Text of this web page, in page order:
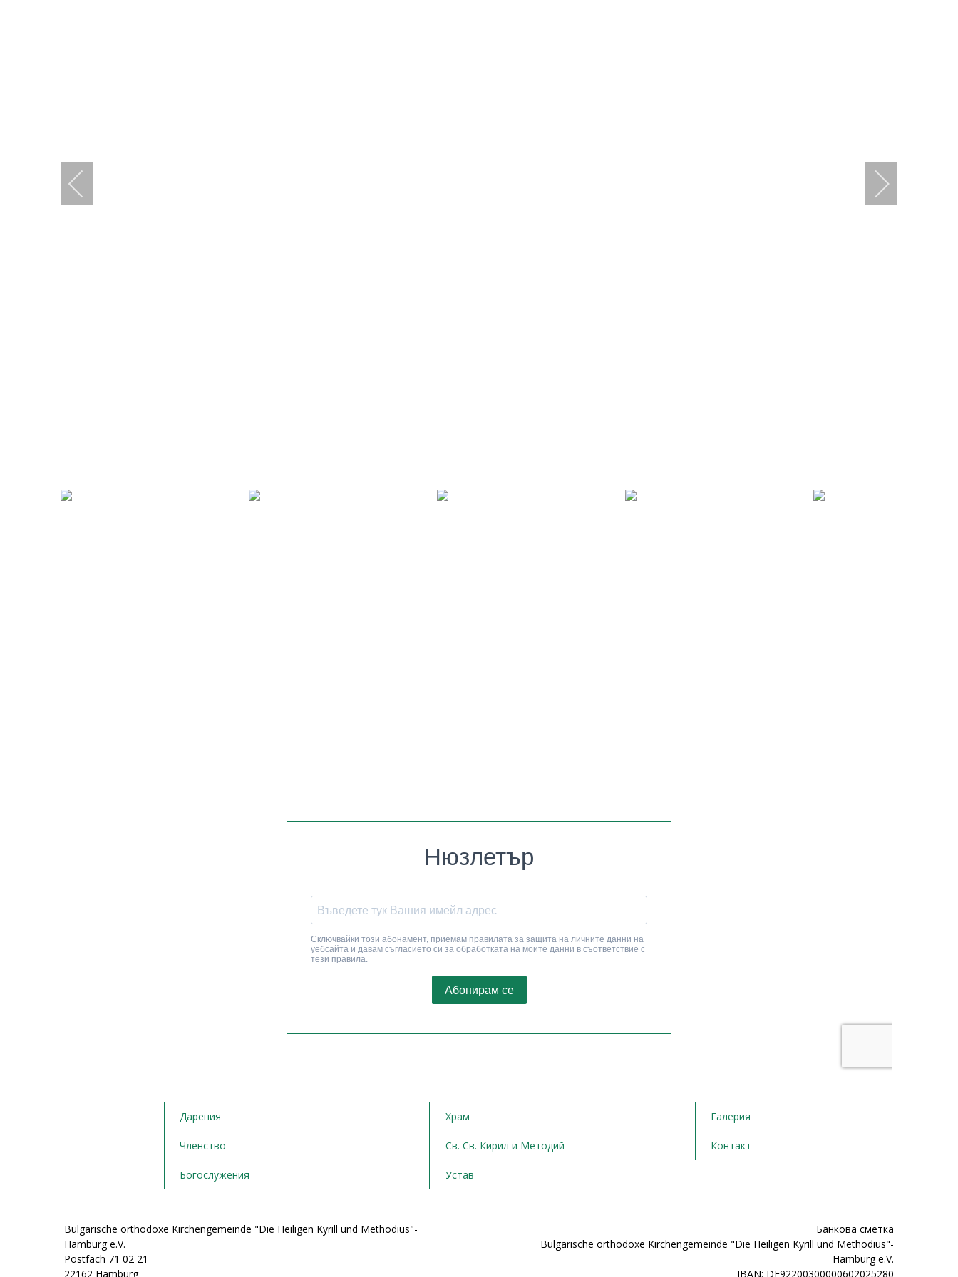
Дарения
Членство
Богослужения
Храм
Св. Св. Кирил и Методий
Устав
Галерия
Контакт
Bulgarische orthodoxe Kirchengemeinde "Die Heiligen Kyrill und Methodius"-
Hamburg e.V.
Postfach 71 02 21
22162 Hamburg
Банкова сметка
Bulgarische orthodoxe Kirchengemeinde "Die Heiligen Kyrill und Methodius"-
Hamburg e.V.
IBAN: DE92200300000602025280